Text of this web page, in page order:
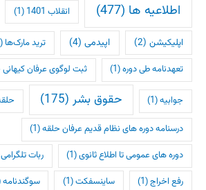
اطلاعیه ها (477) انقلاب 1401 (1)
اپلیکیشن (2) اپیدمی(4) ترید مارک‌ها (1)
تعهدنامه طی دوره(1) ثبت لوگوی عرفان
جوابیه(1) حقوق بشر (175)
درسنامه دوره های نظام قدیم عرفان حلقه(1)
دوره های عمومی تا اطلاع ثانوی(1) ربات تلگرامی
رفع اخراج(1) ساینسفکت(1) سوگندنامه